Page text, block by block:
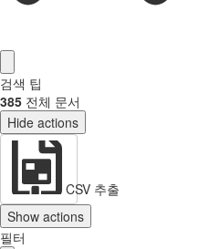
검색 팁
385 전체 문서
Hide actions
CSV 추출
Show actions
필터